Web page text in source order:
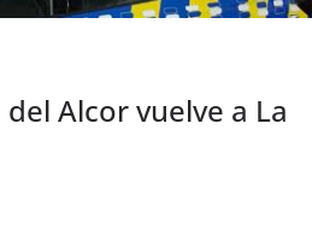
Alcor vuelve a La